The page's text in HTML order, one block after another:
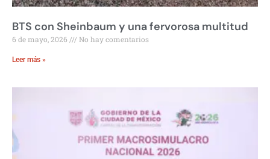
BTS con Sheinbaum y una fervorosa multitud
6 de mayo, 2026 No hay comentarios
Leer más »